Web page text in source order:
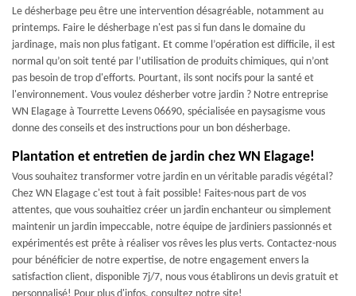
Le désherbage peu être une intervention désagréable, notamment au
printemps. Faire le désherbage n'est pas si fun dans le domaine du
jardinage, mais non plus fatigant. Et comme l’opération est difficile, il est
normal qu’on soit tenté par l’utilisation de produits chimiques, qui n’ont
pas besoin de trop d'efforts. Pourtant, ils sont nocifs pour la santé et
l'environnement. Vous voulez désherber votre jardin ? Notre entreprise
WN Elagage à Tourrette Levens 06690, spécialisée en paysagisme vous
donne des conseils et des instructions pour un bon désherbage.
Plantation et entretien de jardin chez WN Elagage!
Vous souhaitez transformer votre jardin en un véritable paradis végétal?
Chez WN Elagage c'est tout à fait possible! Faites-nous part de vos
attentes, que vous souhaitiez créer un jardin enchanteur ou simplement
maintenir un jardin impeccable, notre équipe de jardiniers passionnés et
expérimentés est prête à réaliser vos rêves les plus verts. Contactez-nous
pour bénéficier de notre expertise, de notre engagement envers la
satisfaction client, disponible 7j/7, nous vous établirons un devis gratuit et